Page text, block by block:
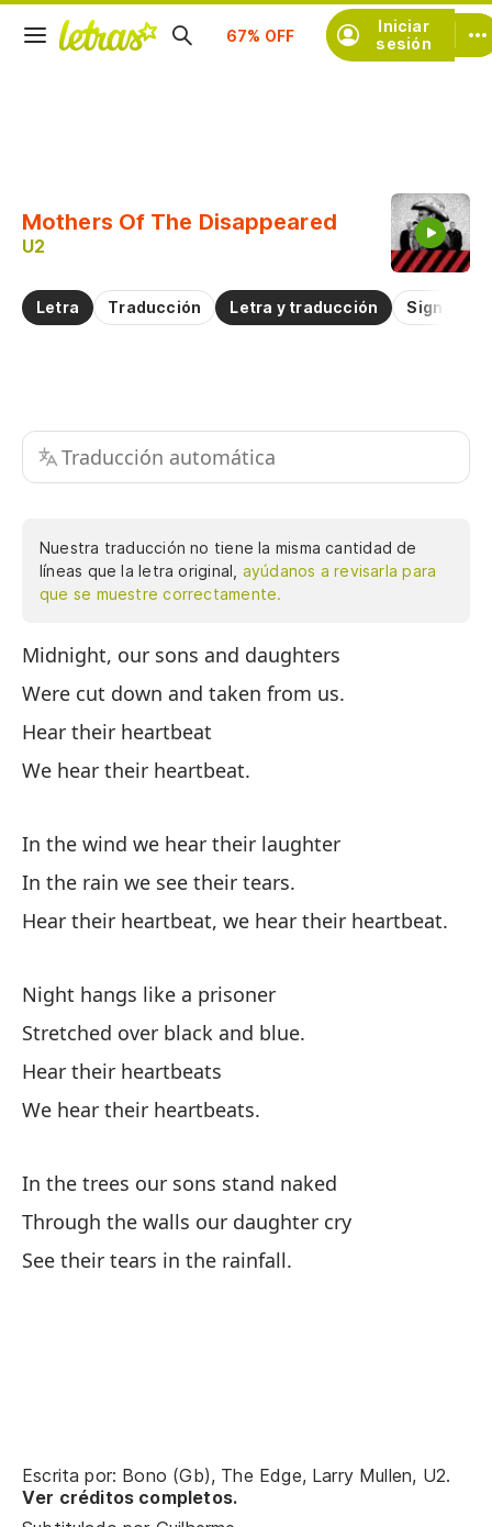
Iniciar
sesión
Suscríbete
Mothers Of The Disappeared
U2
Letra Traducción Letra y traducción
Traducción automática
Nuestra traducción no tiene la misma cantidad de
líneas que la letra original, ayúdanos a revisarla para
que se muestre correctamente.
Midnight, our sons and daughters
Were cut down and taken from us.
Hear their heartbeat
We hear their heartbeat.
In the wind we hear their laughter
In the rain we see their tears.
Hear their heartbeat, we hear their heartbeat.
Night hangs like a prisoner
Stretched over black and blue.
Hear their heartbeats
We hear their heartbeats.
In the trees our sons stand naked
Through the walls our daughter cry
See their tears in the rainfall.
Escrita por: Bono (Gb), The Edge, Larry Mullen, U2.
Ver créditos completos.
Practicar la pronunciación de